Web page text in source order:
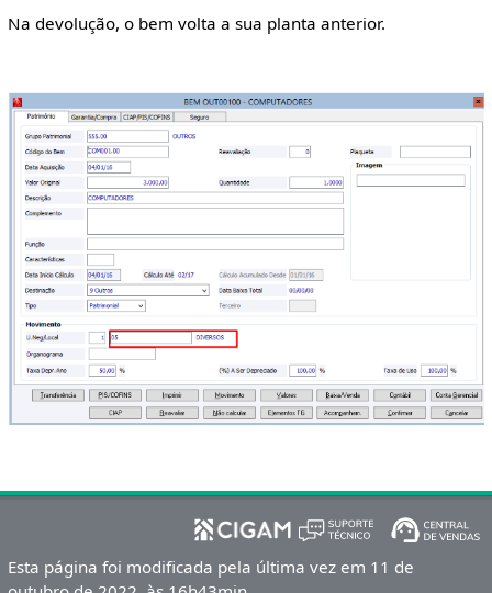
Na devolução, o bem volta a sua planta anterior.
Esta página foi modificada pela última vez em 11 de